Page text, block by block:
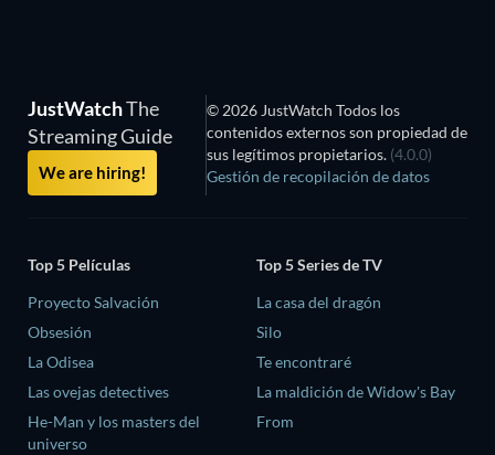
JustWatchThe
Streaming Guide
We are hiring!
© 2026 JustWatch Todos los
contenidos externos son propiedad de
sus legítimos propietarios. (4.0.0)
Gestión de recopilación de datos
Top 5 Películas
Proyecto Salvación
Obsesión
La Odisea
Las ovejas detectives
He-Man y los masters del
universo
Top 5 Series de TV
La casa del dragón
Silo
Te encontraré
La maldición de Widow's Bay
From